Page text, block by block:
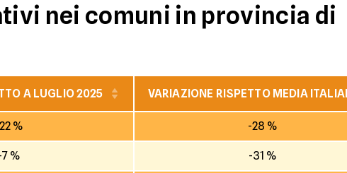
nei comuni in provincia di
A LUGLIO 2025 VARIAZIONE RISPETTO MEDIA
% -28 %
% -31 %